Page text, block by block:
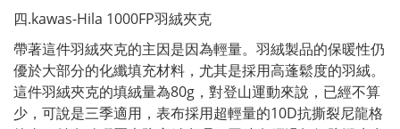
四.kawas-Hila 1000FP羽絨夾克
帶著這件羽絨夾克的主因是因為輕量。羽絨製品的保暖性仍
優於大部分的化纖填充材料，尤其是採用高蓬鬆度的羽絨。
這件羽絨夾克的填絨量為80g，對登山運動來說，已經不算
少，可說是三季適用，表布採用超輕量的10D抗撕裂尼龍格